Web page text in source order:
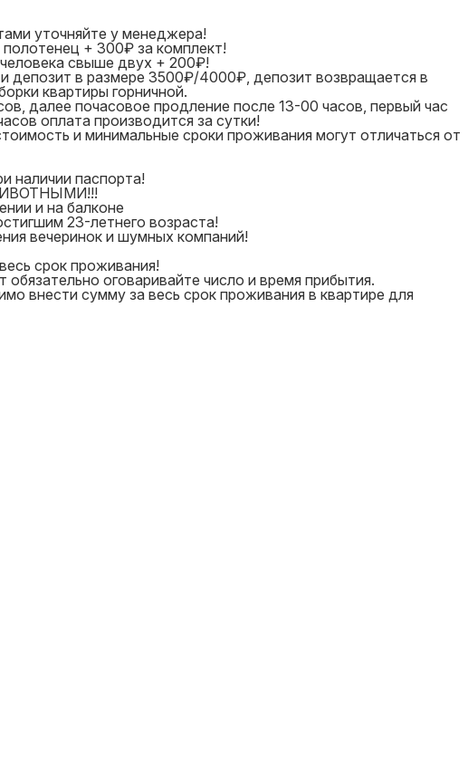
уточняйте у менеджера!
+ 300₽ за комплект!
свыше двух + 200₽!
депозит в размере 3500₽/4000₽, депозит возвращается в
квартиры горничной.
далее почасовое продление после 13-00 часов, первый час
оплата производится за сутки!
и минимальные сроки проживания могут отличаться от
наличии паспорта!
и на балконе
23-летнего возраста!
вечеринок и шумных компаний!
срок проживания!
оговаривайте число и время прибытия.
внести сумму за весь срок проживания в квартире для